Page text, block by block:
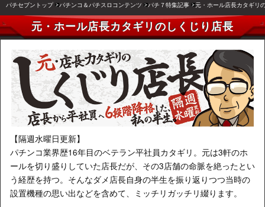
パチセブントップ パチンコ＆パチスロコンテンツ パチ７特集記事 元・ホール店長カタギリ
元・ホール店長カタギリのしくじり店長
【隔週水曜日更新】
パチンコ業界歴16年目のベテラン平社員カタギリ。元は3軒のホ
ールを切り盛りしていた店長だが、その3店舗の命脈を絶ったとい
う経歴を持つ。そんなダメ店長自身の半生を振り返りつつ当時の
設置機種の思い出などを含めて、ミッチリガッチリ綴ります。